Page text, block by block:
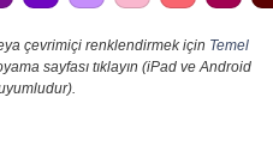
çevrimiçi renklendirmek için Temel
sayfası tıklayın (iPad ve Android